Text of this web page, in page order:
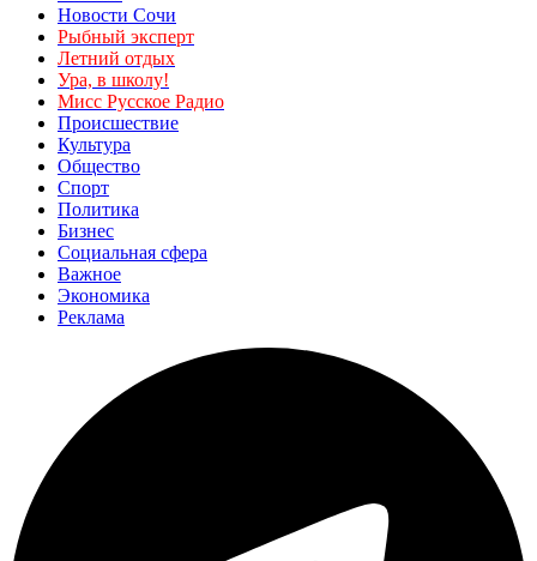
Новости Сочи
Рыбный эксперт
Летний отдых
Ура, в школу!
Мисс Русское Радио
Происшествие
Культура
Общество
Спорт
Политика
Бизнес
Социальная сфера
Важное
Экономика
Реклама